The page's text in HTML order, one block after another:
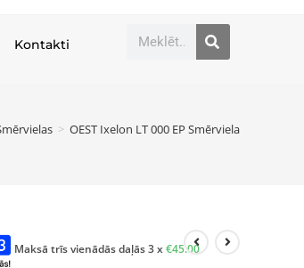
Kontakti
> OEST Ixelon LT 000 EP Smērviela
Maksā trīs vienādās daļās 3 x€45.00